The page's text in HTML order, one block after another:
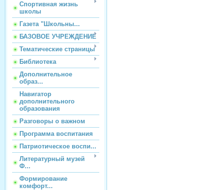
Спортивная жизнь
школы
Газета "Школьны...
БАЗОВОЕ УЧРЕЖДЕНИЕ
Тематические страницы
Библиотека
Дополнительное
образ...
Навигатор
дополнительного
образования
Разговоры о важном
Программа воспитания
Патриотическое воспи...
Литературный музей
Ф...
Формирование
комфорт...